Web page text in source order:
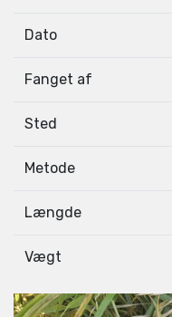
Dato
Fanget af
Sted
Metode
Længde
Vægt